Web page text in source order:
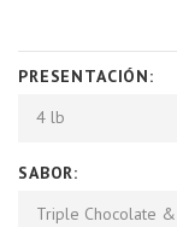
PRESENTACIÓN:
4 lb
SABOR:
Triple Chocolate